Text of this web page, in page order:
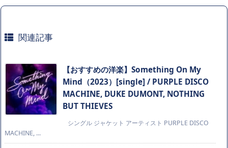
関連記事
【おすすめの洋楽】Something On My
Mind（2023）[single] / PURPLE DISCO
MACHINE, DUKE DUMONT, NOTHING
BUT THIEVES
シングル ジャケット アーティスト PURPLE DISCO
MACHINE, ...